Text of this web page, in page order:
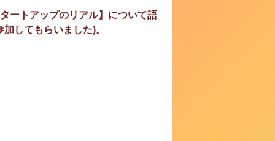
ートアップのリアル】について語
してもらいました)。